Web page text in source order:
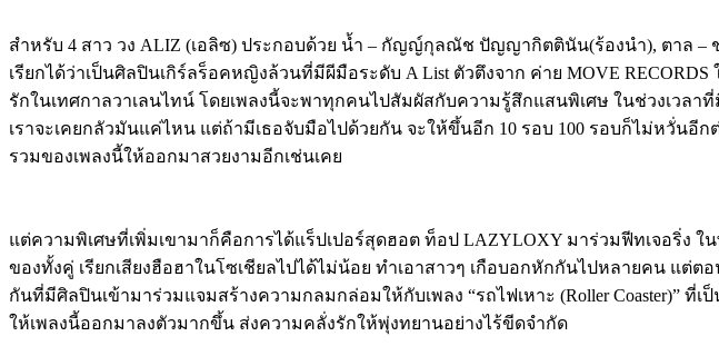
สำหรับ 4 สาว วง ALIZ (เอลิซ) ประกอบด้วย น้ำ – กัญญ์กุลณัช ปัญญากิตตินัน(ร้องนำ), ตาล
เรียกได้ว่าเป็นศิลปินเกิร์ลร็อคหญิงล้วนที่มีผีมือระดับ A List ตัวตึงจาก ค่าย MOVE
รักในเทศกาลวาเลนไทน์ โดยเพลงนี้จะพาทุกคนไปสัมผัสกับความรู้สึกแสนพิเศษ ในช่วงเวลา
เราจะเคยกลัวมันแค่ไหน แต่ถ้ามีเธอจับมือไปด้วยกัน จะให้ขึ้นอีก 10 รอบ 100 รอบก็ไม่หวั่น
รวมของเพลงนี้ให้ออกมาสวยงามอีกเช่นเคย
แต่ความพิเศษที่เพิ่มเขามาก็คือการได้แร็ปเปอร์สุดฮอต ท็อป LAZYLOXY มาร่วมฟีทเจอ
ของทั้งคู่ เรียกเสียงฮือฮาในโซเชียลไปได้ไม่น้อย ทำเอาสาวๆ เกือบอกหักกันไปหลายคน แต่
กันที่มีศิลปินเข้ามาร่วมแจมสร้างความกลมกล่อมให้กับเพลง “รถไฟเหาะ (Roller Coaster)”
ให้เพลงนี้ออกมาลงตัวมากขึ้น ส่งความคลั่งรักให้พุ่งทยานอย่างไร้ขีดจำกัด